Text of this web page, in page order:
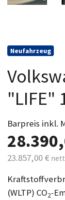
Neufahrzeug
"LIFE"
Barpreis inkl.
23.857,00 €
(WLTP) CO2-